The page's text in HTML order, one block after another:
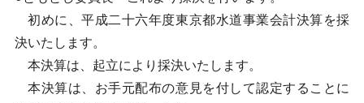
初めに、平成二十六年度東京都水道事業会計決算を採
決いたします。
本決算は、起立により採決いたします。
本決算は、お手元配布の意見を付して認定することに